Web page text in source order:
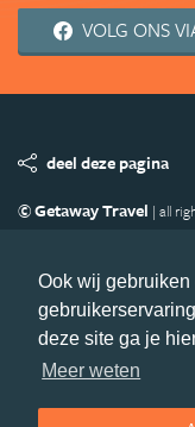
Ook wij
deze site ga je
Meer weten
VOLG ONS
deel deze pagina
© Getaway Travel | all
Copyright
Privacy
Volg MiddenAmerika.nl
Nieuwsbrief